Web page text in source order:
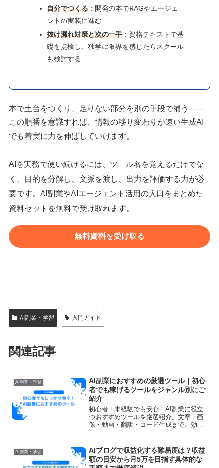
自分でつくる ：開発の本でRAGやエージェ
ントの実装に進む
抜け漏れ対策と次の一手 ：資格テキストで基
礎を点検し、独学に限界を感じたらスクール
も検討する
本で土台をつくり、足りない部分を別の手段で補う——
この順番を意識すれば、情報の移り変わりが速い生成AI
でも着実に力を伸ばしていけます。
AIを実務で使い続けるには、ツール名を覚えるだけでな
く、目的を分解し、文脈を渡し、出力を評価する力が必
要です。AI副業やAIエージェント活用の入口をまとめた
資料セットを無料で受け取れます。
無料資料を受け取る
AI副業・学習 入門ガイド
関連記事
AI副業・学習
AI副業におすすめの厳選ツール｜初心
者でも稼げるツールをジャンル別にご
紹介
初心者・未経験でも安心！AI副業に役立
つおすすめツールを厳選紹介。文章・画
像・動画・翻訳・コード生成まで、効率
AI副業・学習
AIブログで収益化する難易度は？収益
額の目安から月5万を目指す具体的な